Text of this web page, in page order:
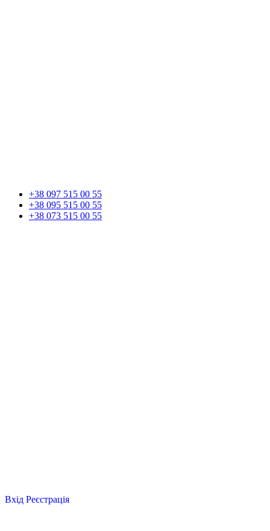
+38 097 515 00 55
+38 095 515 00 55
+38 073 515 00 55
Вхід Реєстрація